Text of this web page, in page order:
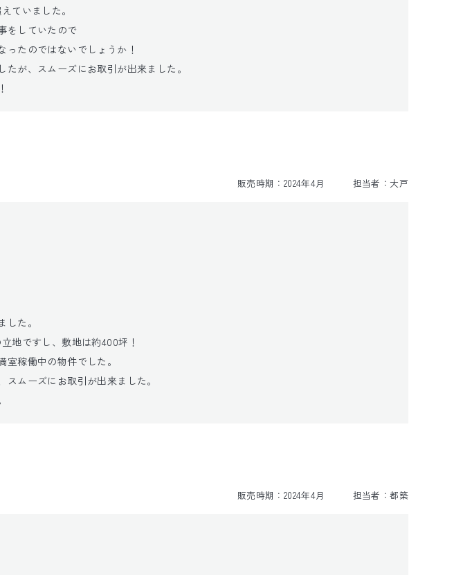
ていました。
をしていたので
ったのではないでしょうか！
たが、スムーズにお取引が出来ました。
販売時期： 2024年4月 担当者： 大戸
た。
地ですし、敷地は約400坪！
稼働中の物件でした。
ムーズにお取引が出来ました。
販売時期： 2024年4月 担当者：都築